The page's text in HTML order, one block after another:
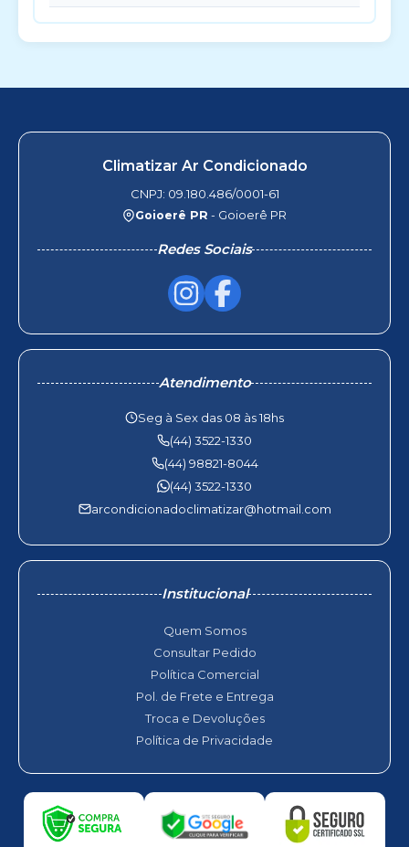
Climatizar Ar Condicionado
CNPJ: 09.180.486/0001-61
Goioerê PR - Goioerê PR
Redes Sociais
Atendimento
Seg à Sex das 08 às 18hs
(44) 3522-1330
(44) 98821-8044
(44) 3522-1330
arcondicionadoclimatizar@hotmail.com
Institucional
Quem Somos
Consultar Pedido
Política Comercial
Pol. de Frete e Entrega
Troca e Devoluções
Política de Privacidade